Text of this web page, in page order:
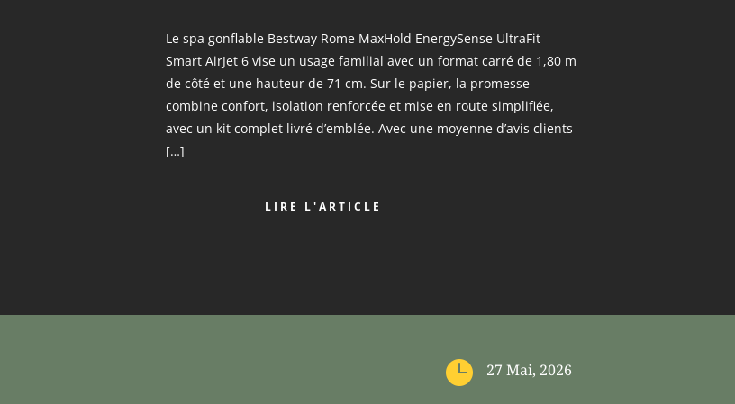
Le spa gonflable Bestway Rome MaxHold EnergySense UltraFit
Smart AirJet 6 vise un usage familial avec un format carré de 1,80 m
de côté et une hauteur de 71 cm. Sur le papier, la promesse
combine confort, isolation renforcée et mise en route simplifiée,
avec un kit complet livré d’emblée. Avec une moyenne d’avis clients
[…]
LIRE L'ARTICLE
 27 Mai, 2026